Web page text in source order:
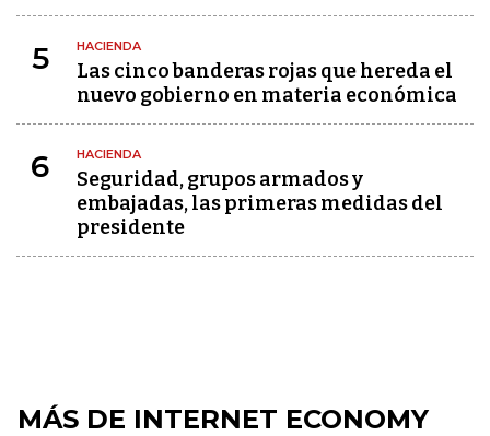
5 HACIENDA
Las cinco banderas rojas que hereda el
nuevo gobierno en materia económica
6 HACIENDA
Seguridad, grupos armados y
embajadas, las primeras medidas del
presidente
MÁS DE INTERNET ECONOMY